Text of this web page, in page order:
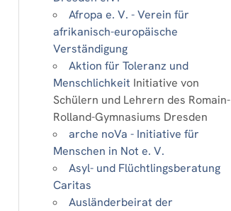
Afropa e. V. - Verein für
afrikanisch-europäische
Verständigung
Aktion für Toleranz und
Menschlichkeit Initiative von
Schülern und Lehrern des Romain-
Rolland-Gymnasiums Dresden
arche noVa - Initiative für
Menschen in Not e. V.
Asyl- und Flüchtlingsberatung
Caritas
Ausländerbeirat der